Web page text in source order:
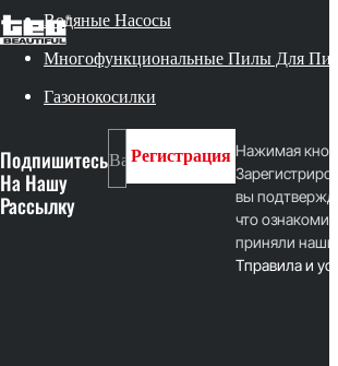
Водяные Насосы
Многофункциональные Пилы Для
Газонокосилки
Подпишитесь
На Нашу
Рассылку
Регистрация Нажимая
вы
что
приняли наши
Tправила и